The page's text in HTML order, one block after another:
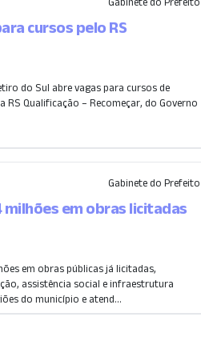
cursos pelo RS
do Sul abre vagas para cursos de
Qualificação – Recomeçar, do Governo
Gabinete do Prefeito
milhões em obras licitadas
em obras públicas já licitadas,
assistência social e infraestrutura
do município e atend...